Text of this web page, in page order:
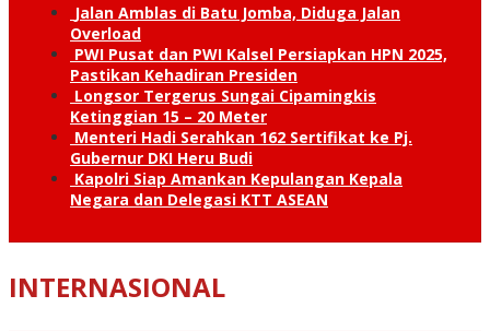
Jalan Amblas di Batu Jomba, Diduga Jalan
Overload
PWI Pusat dan PWI Kalsel Persiapkan HPN 2025,
Pastikan Kehadiran Presiden
Longsor Tergerus Sungai Cipamingkis
Ketinggian 15 – 20 Meter
Menteri Hadi Serahkan 162 Sertifikat ke Pj.
Gubernur DKI Heru Budi
Kapolri Siap Amankan Kepulangan Kepala
Negara dan Delegasi KTT ASEAN
INTERNASIONAL